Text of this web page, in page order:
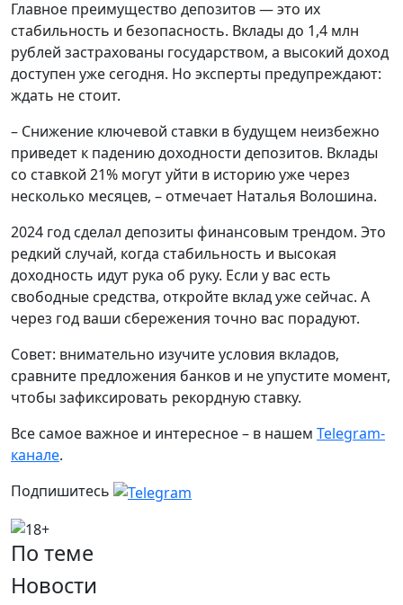
Главное преимущество депозитов — это их
стабильность и безопасность. Вклады до 1,4 млн
рублей застрахованы государством, а высокий доход
доступен уже сегодня. Но эксперты предупреждают:
ждать не стоит.
– Снижение ключевой ставки в будущем неизбежно
приведет к падению доходности депозитов. Вклады
со ставкой 21% могут уйти в историю уже через
несколько месяцев, – отмечает Наталья Волошина.
2024 год сделал депозиты финансовым трендом. Это
редкий случай, когда стабильность и высокая
доходность идут рука об руку. Если у вас есть
свободные средства, откройте вклад уже сейчас. А
через год ваши сбережения точно вас порадуют.
Совет: внимательно изучите условия вкладов,
сравните предложения банков и не упустите момент,
чтобы зафиксировать рекордную ставку.
Все самое важное и интересное – в нашем Telegram-
канале.
Подпишитесь
По теме
Новости